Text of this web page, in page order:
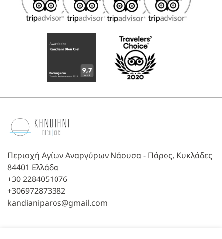
Περιοχή Αγίων Αναργύρων Νάουσα - Πάρος, Κυκλάδες
84401 Ελλάδα
+30 2284051076
+306972873382
kandianiparos@gmail.com